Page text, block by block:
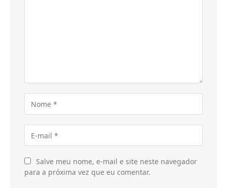
Salve meu nome, e-mail e site neste navegador
para a próxima vez que eu comentar.